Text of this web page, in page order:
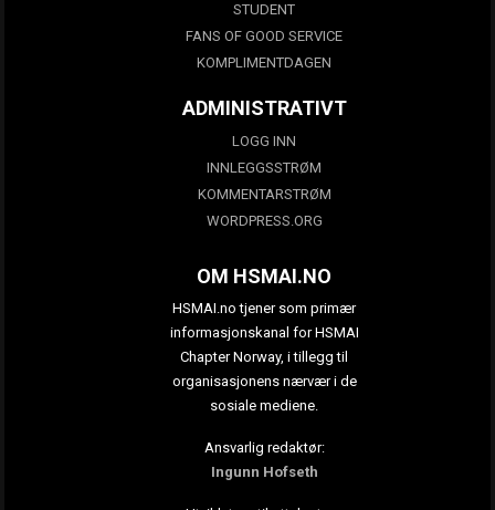
STUDENT
FANS OF GOOD SERVICE
KOMPLIMENTDAGEN
ADMINISTRATIVT
LOGG INN
INNLEGGSSTRØM
KOMMENTARSTRØM
WORDPRESS.ORG
OM HSMAI.NO
HSMAI.no tjener som primær
informasjonskanal for HSMAI
Chapter Norway, i tillegg til
organisasjonens nærvær i de
sosiale mediene.
Ansvarlig redaktør:
Ingunn Hofseth